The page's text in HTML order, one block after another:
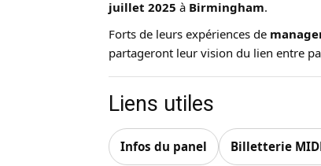
juillet 2025 à Birmingham.
Forts de leurs expériences de
partageront leur vision du lien entre
Liens utiles
Infos du panel Billetterie